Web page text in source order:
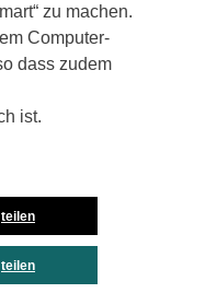
zu machen.
Computer-
dass zudem
ist.
teilen
teilen